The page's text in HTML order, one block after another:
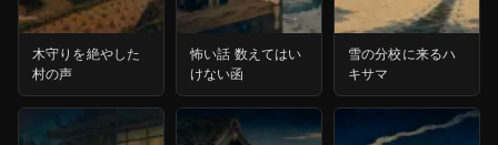
木守りを絶やした
村の声
怖い話 数えてはい
けない函
雪の分校に来るハ
キサマ